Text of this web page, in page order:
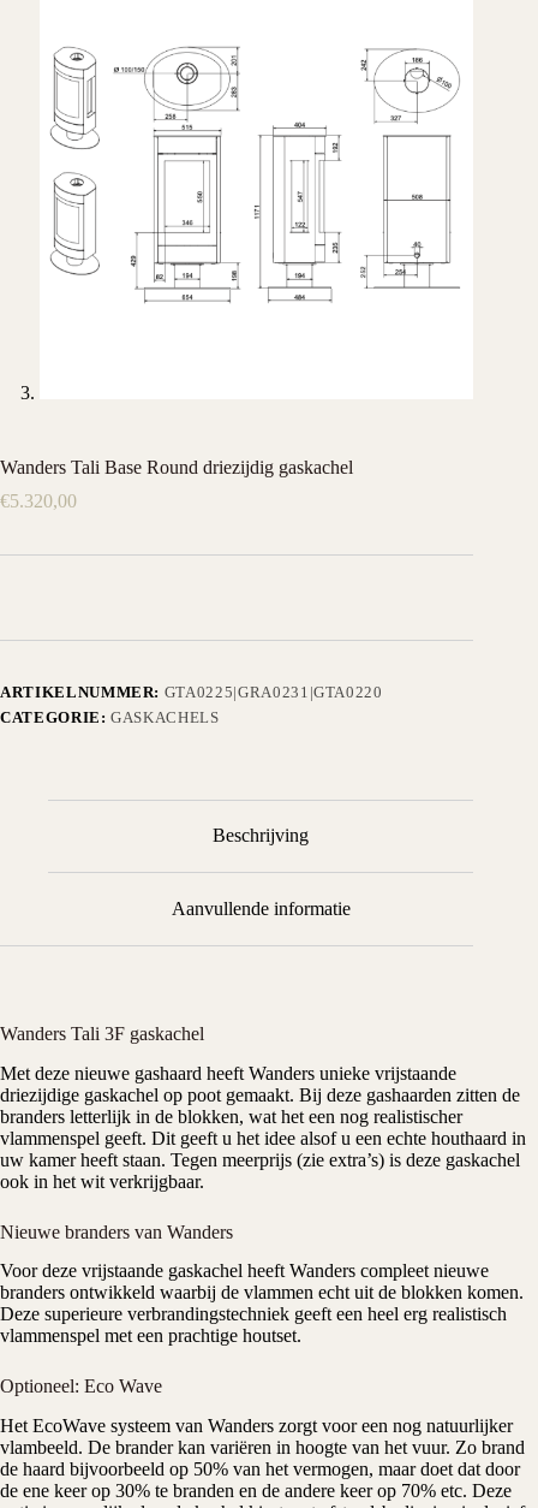
Wanders Tali Base Round driezijdig gaskachel
€5.320,00
ARTIKELNUMMER: GTA0225|GRA0231|GTA0220
CATEGORIE:GASKACHELS
Beschrijving
Aanvullende informatie
Wanders Tali 3F gaskachel
Met deze nieuwe gashaard heeft Wanders unieke vrijstaande
driezijdige gaskachel op poot gemaakt. Bij deze gashaarden zitten de
branders letterlijk in de blokken, wat het een nog realistischer
vlammenspel geeft. Dit geeft u het idee alsof u een echte houthaard in
uw kamer heeft staan. Tegen meerprijs (zie extra’s) is deze gaskachel
ook in het wit verkrijgbaar.
Nieuwe branders van Wanders
Voor deze vrijstaande gaskachel heeft Wanders compleet nieuwe
branders ontwikkeld waarbij de vlammen echt uit de blokken komen.
Deze superieure verbrandingstechniek geeft een heel erg realistisch
vlammenspel met een prachtige houtset.
Optioneel: Eco Wave
Het EcoWave systeem van Wanders zorgt voor een nog natuurlijker
vlambeeld. De brander kan variëren in hoogte van het vuur. Zo brand
de haard bijvoorbeeld op 50% van het vermogen, maar doet dat door
de ene keer op 30% te branden en de andere keer op 70% etc. Deze